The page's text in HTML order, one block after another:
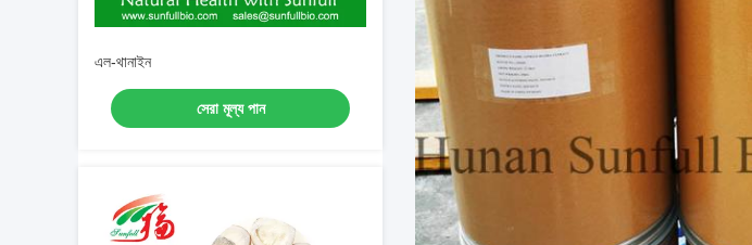
এল-থানাইন
সেরা মূল্য পান